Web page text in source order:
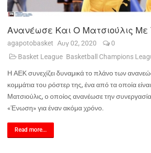
Ανανέωσε Και Ο Ματσιούλις Με
agapotobasket Αυγ 02, 2020
0
Basket League Basketball Champions
Η ΑΕΚ συνεχίζει δυναμικά το πλάνο των
κομμάτια του ρόστερ της, ένα από τα οποία είναι
Ματσιούλις, ο οποίος ανανέωσε την
«Ένωση» για έναν ακόμα χρόνο.
Read more...